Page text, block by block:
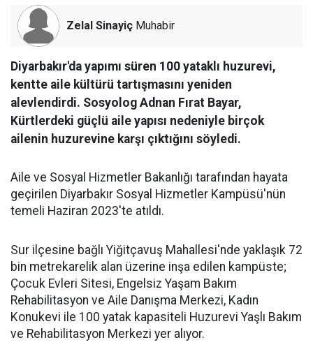
Zelal Sinayiç Muhabir
Diyarbakır'da yapımı süren 100 yataklı huzurevi,
kentte aile kültürü tartışmasını yeniden
alevlendirdi. Sosyolog Adnan Fırat Bayar,
Kürtlerdeki güçlü aile yapısı nedeniyle birçok
ailenin huzurevine karşı çıktığını söyledi.
Aile ve Sosyal Hizmetler Bakanlığı tarafından hayata
geçirilen Diyarbakır Sosyal Hizmetler Kampüsü'nün
temeli Haziran 2023'te atıldı.
Sur ilçesine bağlı Yiğitçavuş Mahallesi'nde yaklaşık 72
bin metrekarelik alan üzerine inşa edilen kampüste;
Çocuk Evleri Sitesi, Engelsiz Yaşam Bakım
Rehabilitasyon ve Aile Danışma Merkezi, Kadın
Konukevi ile 100 yatak kapasiteli Huzurevi Yaşlı Bakım
ve Rehabilitasyon Merkezi yer alıyor.